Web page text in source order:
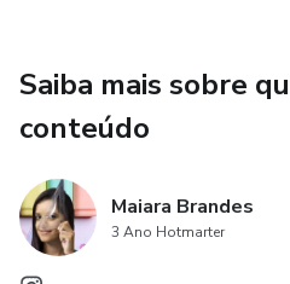
### 📘 O que você recebe:
✔ Conteúdo organizado em
✔ Atividades teóricas e práticas
Saiba mais sobre
conteúdo
Maiara Brandes
3 Ano Hotmarter